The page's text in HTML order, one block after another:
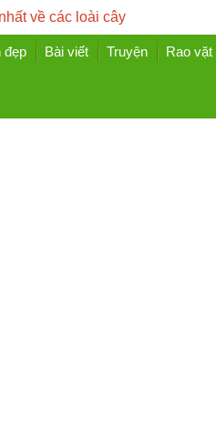
về các loài cây
đẹp Bài viết Truyện Rao vặt